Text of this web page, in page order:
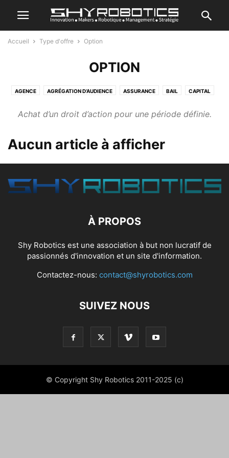
Accueil Type d'offre Option
OPTION
AGENCE AGRÉGATION D’AUDIENCE ASSURANCE BAIL CAPITAL
SERVICE
Achat d’un droit d’action pour une période définie.
Aucun article à afficher
À PROPOS
Shy Robotics est une association à but non lucratif de
passionnés d'innovation et un site d'information.
Contactez-nous: contact@shyrobotics.com
SUIVEZ NOUS
© Copyright Shy Robotics 2011-2025 (c)